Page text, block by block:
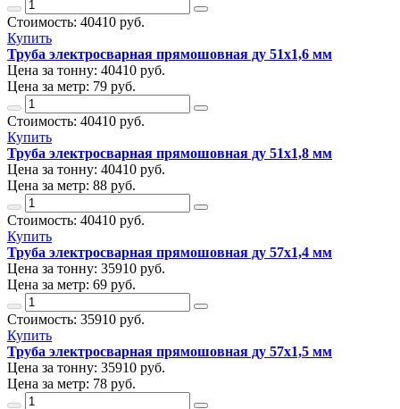
Стоимость: 40410 руб.
Купить
Труба электросварная прямошовная ду 51х1,6 мм
Цена за тонну: 40410 руб.
Цена за метр: 79 руб.
Стоимость: 40410 руб.
Купить
Труба электросварная прямошовная ду 51х1,8 мм
Цена за тонну: 40410 руб.
Цена за метр: 88 руб.
Стоимость: 40410 руб.
Купить
Труба электросварная прямошовная ду 57х1,4 мм
Цена за тонну: 35910 руб.
Цена за метр: 69 руб.
Стоимость: 35910 руб.
Купить
Труба электросварная прямошовная ду 57х1,5 мм
Цена за тонну: 35910 руб.
Цена за метр: 78 руб.